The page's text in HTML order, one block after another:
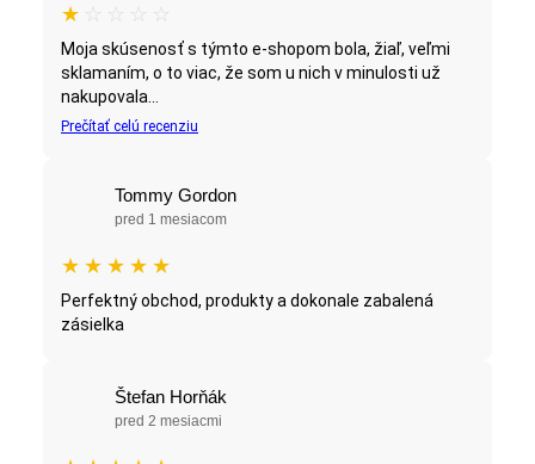
★ ☆ ☆ ☆ ☆
Moja skúsenosť s týmto e-shopom bola, žiaľ, veľmi
sklamaním, o to viac, že som u nich v minulosti už
nakupovala...
Prečítať celú recenziu
Tommy Gordon
pred 1 mesiacom
★ ★ ★ ★ ★
Perfektný obchod, produkty a dokonale zabalená
zásielka
Štefan Horňák
pred 2 mesiacmi